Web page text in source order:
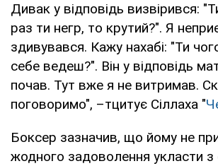
Дивак у відповідь визвірився:
раз ти негр, то крутий?". Я
здивувався. Кажу нахабі: "Ти
себе ведеш?". Він у відповідь
почав. Тут вже я не витримав.
поговоримо", –тцитує Сіллаха "
Боксер зазначив, що йому не
жодного задоволення укласти з